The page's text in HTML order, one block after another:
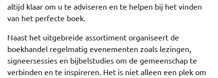
altijd klaar om u te adviseren en te helpen bij het vinden
van het perfecte boek.
Naast het uitgebreide assortiment organiseert de
boekhandel regelmatig evenementen zoals lezingen,
signeersessies en bijbelstudies om de gemeenschap te
verbinden en te inspireren. Het is niet alleen een plek om